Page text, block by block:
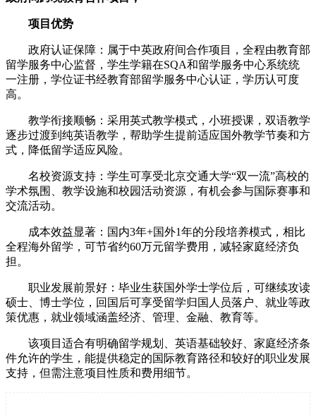
项目优势
政府认证保障：属于中英政府间合作项目，全程由教育部
留学服务中心监督，学生学籍在SQA和留学服务中心系统统
一注册，学位证书经教育部留学服务中心认证，学历认可度
高。
教学衔接顺畅：采用英式教学模式，小班授课，双语教学
逐步过渡到纯英语教学，帮助学生提前适应国外教学节奏和方
式，降低留学适应风险。
名校资源支持：学生可享受北京交通大学“双一流”高校的
学术氛围、教学设施和校园活动资源，有机会参与国际赛事和
交流活动。
成本效益显著：国内3年+国外1年的分段培养模式，相比
全程海外留学，可节省约60万元留学费用，减轻家庭经济负
担。
职业发展前景好：毕业生获国外学士学位后，可继续攻读
硕士、博士学位，回国后可享受留学归国人员落户、就业等政
策优惠，就业领域涵盖经济、管理、金融、教育等。
该项目适合有明确留学规划、英语基础较好、家庭经济条
件允许的学生，能提供稳定的国际教育路径和较好的职业发展
支持，但需注意项目性质和费用细节。